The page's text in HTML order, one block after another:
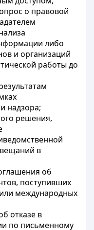
о правовой
либо
и организаций
работы до
надзора;
решения,
в
об
поступивших
международных
отказе в
по письменному